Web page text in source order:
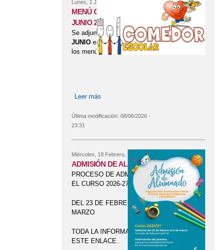
Lunes, 1 Junio, 2026
MENÚ COMEDOR ESCOLAR -
JUNIO 2026
Se adjunta el menú del mes de
JUNIOen formato PDF así como
los menús especiales.
Leer más
Última modificación: 08/06/2026 -
23:31
Miércoles, 18 Febrero, 2026
ADMISIÓN DE ALUMNADO
PROCESO DE ADMISIÓN PARA
EL CURSO 2026-27
DEL 23 DE FEBRERO AL 9 DE
MARZO
TODA LA INFORMACIÓN EN
ESTE ENLACE.